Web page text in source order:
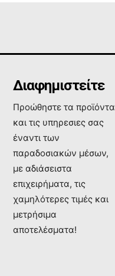
Διαφημιστείτε
Προώθηστε τα προϊόντα
και τις υπηρεσιες σας
έναντι των
παραδοσιακών μέσων,
με αδιάσειστα
επιχειρήματα, τις
χαμηλότερες τιμές και
μετρήσιμα
αποτελέσματα!